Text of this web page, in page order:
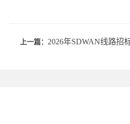
上一篇： 2026年SDWAN线路招